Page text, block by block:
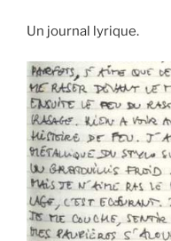
Un journal lyrique.